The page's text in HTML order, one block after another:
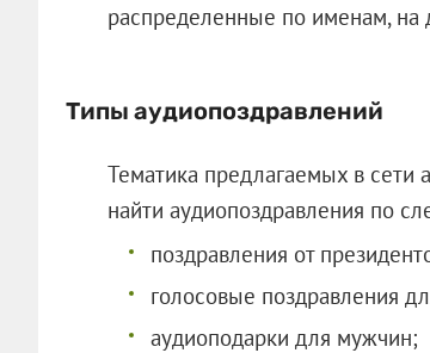
распределенные по именам, на
Типы аудиопоздравлений
Тематика предлагаемых в сети
найти аудиопоздравления по
поздравления от
голосовые поздравления
аудиоподарки для мужчин;